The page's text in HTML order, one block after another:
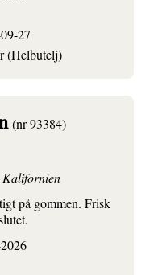
27
(Helbutelj)
(nr 93384)
Kalifornien
på gommen. Frisk